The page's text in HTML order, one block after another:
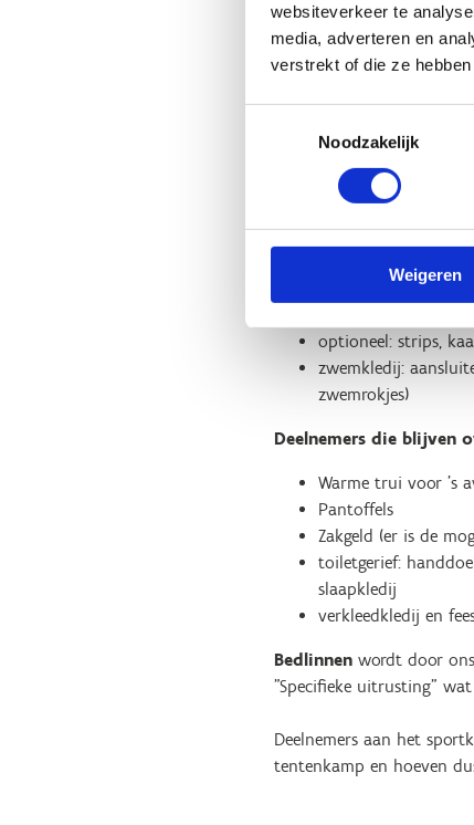
websiteverkeer te
media, adverteren en
verstrekt of die ze
Noodzakelijk
Weigeren
Algemene
sportschoenen voor
waterschoenen of
papieren zakdoekjes
handdoek
zonnecrème, pet,
optioneel: strips,
zwemkledij:
zwemrokjes)
Deelnemers die blijven
Warme trui voor ’s
Pantoffels
Zakgeld (er is de
toiletgerief:
slaapkledij
verkleedkledij en
Bedlinnen wordt door
"Specifieke uitrusting"
Deelnemers aan het
tentenkamp en hoeven